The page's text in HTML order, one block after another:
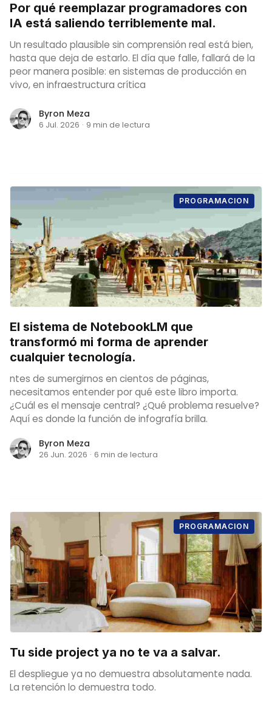
Por qué reemplazar programadores con
IA está saliendo terriblemente mal.
Un resultado plausible sin comprensión real está bien,
hasta que deja de estarlo. El día que falle, fallará de la
peor manera posible: en sistemas de producción en
vivo, en infraestructura crítica
Byron Meza
6 Jul. 2026 · 9 min de lectura
PROGRAMACION
El sistema de NotebookLM que
transformó mi forma de aprender
cualquier tecnología.
ntes de sumergirnos en cientos de páginas,
necesitamos entender por qué este libro importa.
¿Cuál es el mensaje central? ¿Qué problema resuelve?
Aquí es donde la función de infografía brilla.
Byron Meza
26 Jun. 2026 · 6 min de lectura
PROGRAMACION
Tu side project ya no te va a salvar.
El despliegue ya no demuestra absolutamente nada.
La retención lo demuestra todo.